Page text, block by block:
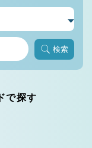
検索
で探す